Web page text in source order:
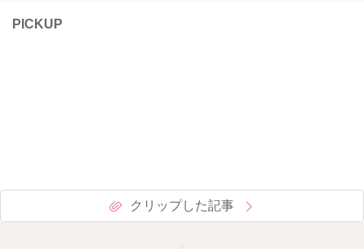
PICKUP
クリップした記事